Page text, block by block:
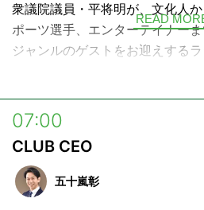
衆議院議員・平将明が、文化人
ポーツ選手、エンターテイナー
ジャンルのゲストをお迎えするラ
の未来をどうやって切り拓いて
ナーの皆さんと一緒に見つけてい
READ
07:00
CLUB CEO
五十嵐彰